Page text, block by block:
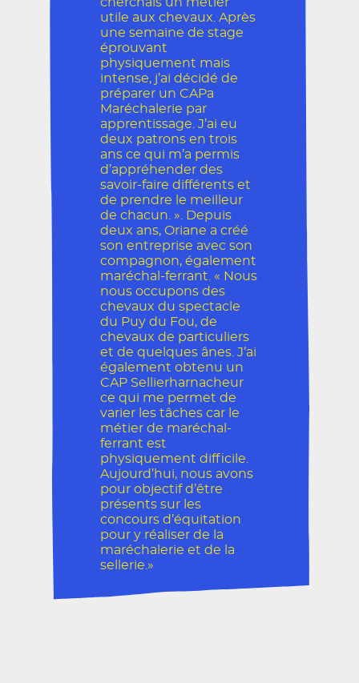
utile aux chevaux. Après
une semaine de stage
éprouvant
physiquement mais
intense, j’ai décidé de
préparer un CAPa
Maréchalerie par
apprentissage. J’ai eu
deux patrons en trois
ans ce qui m’a permis
d’appréhender des
savoir-faire différents et
de prendre le meilleur
de chacun. ». Depuis
deux ans, Oriane a créé
son entreprise avec son
compagnon, également
maréchal-ferrant. « Nous
nous occupons des
chevaux du spectacle
du Puy du Fou, de
chevaux de particuliers
et de quelques ânes. J’ai
également obtenu un
CAP Sellierharnacheur
ce qui me permet de
varier les tâches car le
métier de maréchal-
ferrant est
physiquement difficile.
Aujourd’hui, nous avons
pour objectif d’être
présents sur les
concours d’équitation
pour y réaliser de la
maréchalerie et de la
sellerie.»